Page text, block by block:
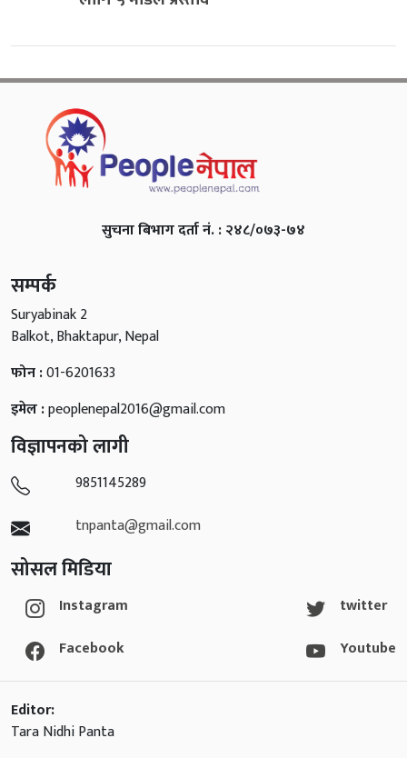
सुचना बिभाग दर्ता नं. : २४८/०७३-७४
सम्पर्क
Suryabinak 2
Balkot, Bhaktapur, Nepal
फोन :01-6201633
इमेल :peoplenepal2016@gmail.com
विज्ञापनको लागी
9851145289
tnpanta@gmail.com
सोसल मिडिया
Instagram
Facebook
twitter
Youtube
Editor:
Tara Nidhi Panta